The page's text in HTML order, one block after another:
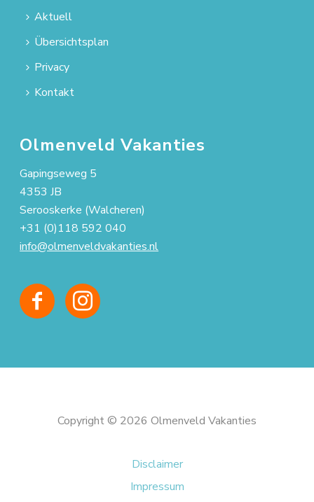
Aktuell
Übersichtsplan
Privacy
Kontakt
Olmenveld Vakanties
Gapingseweg 5
4353 JB
Serooskerke (Walcheren)
+31 (0)118 592 040
info@olmenveldvakanties.nl
Copyright © 2026 Olmenveld Vakanties
Disclaimer
Impressum